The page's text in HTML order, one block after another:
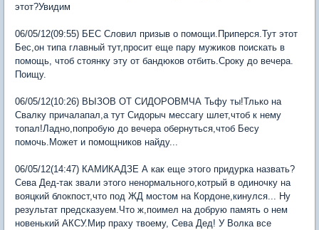
этот?Увидим
06/05/12(09:55) БЕС Словил призыв о помощи.Приперся.Тут этот
Бес,он типа главный тут,просит еще пару мужиков поискать в
помощь, чтоб стоянку эту от бандюков отбить.Сроку до вечера.
Поищу.
06/05/12(10:26) ВЫЗОВ ОТ СИДОРОВМЧА Тьфу ты!Тлько на
Свалку причалапал,а тут Сидорыч мессагу шлет,чтоб к нему
топал!Ладно,попробую до вечера обернуться,чтоб Бесу
помочь.Может и помощников найду...
06/05/12(14:47) КАМИКАДЗЕ А как еще этого придурка назвать?
Сева Дед-так звали этого ненормального,котрый в одиночку на
вояцкий блокпост,что под ЖД мостом на Кордоне,кинулся... Ну
результат предсказуем.Что ж,поимел на добрую память о нем
новенький АКСУ.Мир праху твоему, Сева Дед! У Волка все